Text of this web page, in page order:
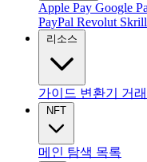
Apple Pay Google
PayPal Revolut Skrill
리소스
가이드 변환기 거래
NFT
메인 탐색 목록